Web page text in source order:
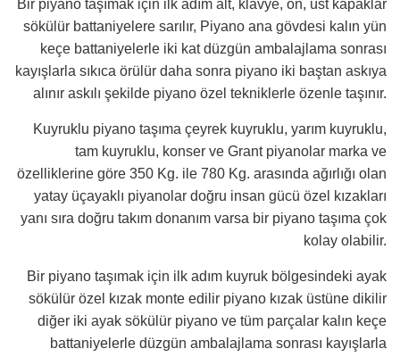
Bir piyano taşımak için ilk adım alt, klavye, ön, üst kapaklar
sökülür battaniyelere sarılır, Piyano ana gövdesi kalın yün
keçe battaniyelerle iki kat düzgün ambalajlama sonrası
kayışlarla sıkıca örülür daha sonra piyano iki baştan askıya
alınır askılı şekilde piyano özel tekniklerle özenle taşınır.
Kuyruklu piyano taşıma çeyrek kuyruklu, yarım kuyruklu,
tam kuyruklu, konser ve Grant piyanolar marka ve
özelliklerine göre 350 Kg. ile 780 Kg. arasında ağırlığı olan
yatay üçayaklı piyanolar doğru insan gücü özel kızakları
yanı sıra doğru takım donanım varsa bir piyano taşıma çok
kolay olabilir.
Bir piyano taşımak için ilk adım kuyruk bölgesindeki ayak
sökülür özel kızak monte edilir piyano kızak üstüne dikilir
diğer iki ayak sökülür piyano ve tüm parçalar kalın keçe
battaniyelerle düzgün ambalajlama sonrası kayışlarla